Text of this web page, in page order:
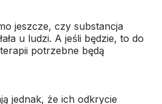
jeszcze, czy substancja
u ludzi. A jeśli będzie, to do
potrzebne będą
jednak, że ich odkrycie